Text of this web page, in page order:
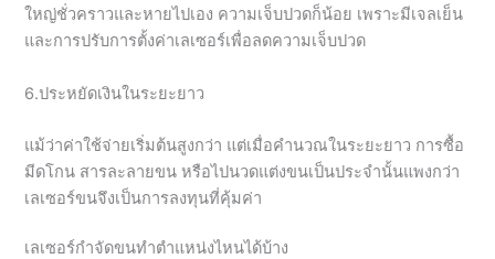
ใหญ่ชั่วคราวและหายไปเอง ความเจ็บปวดก็น้อย เพราะมีเจลเย็น
และการปรับการตั้งค่าเลเซอร์เพื่อลดความเจ็บปวด
6.ประหยัดเงินในระยะยาว
แม้ว่าค่าใช้จ่ายเริ่มต้นสูงกว่า แต่เมื่อคำนวณในระยะยาว การซื้อ
มีดโกน สารละลายขน หรือไปนวดแต่งขนเป็นประจำนั้นแพงกว่า
เลเซอร์ขนจึงเป็นการลงทุนที่คุ้มค่า
เลเซอร์กำจัดขนทำตำแหน่งไหนได้บ้าง